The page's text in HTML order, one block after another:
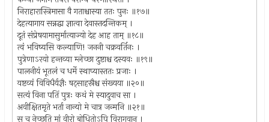
निराहारास्त्रिमासा वै गताश्चास्या ततः पुनः ॥१७॥
देहत्यागाय सन्नद्धा ज्ञात्वा देवास्तदन्तिकम् ।
दूतं संप्रेषयामासुर्मात्याज्यो देह आह ताम् ॥१८॥
त्वं भविष्यसि कल्याणि! जननी चक्रवर्तिनः ।
पुत्रेणाऽरयो हन्तव्या म्लेच्छा दुष्टाश्च दस्यवः ॥१९॥
पालनीयं भूतलं च धर्मे स्थाप्यास्ततः प्रजाः ।
यष्टव्यं विविधैर्यज्ञैः षट्साहस्रैश्च संख्यया ॥२०॥
सत्यं विना पतिं पुत्रः कथं मे स्यादुवाच सा ।
अवीक्षितमृते भर्ता नान्यो मे चात्र जन्मनि ॥२१॥
स च नेच्छति मां वीरो बोधितोऽपि विरागवान् ।